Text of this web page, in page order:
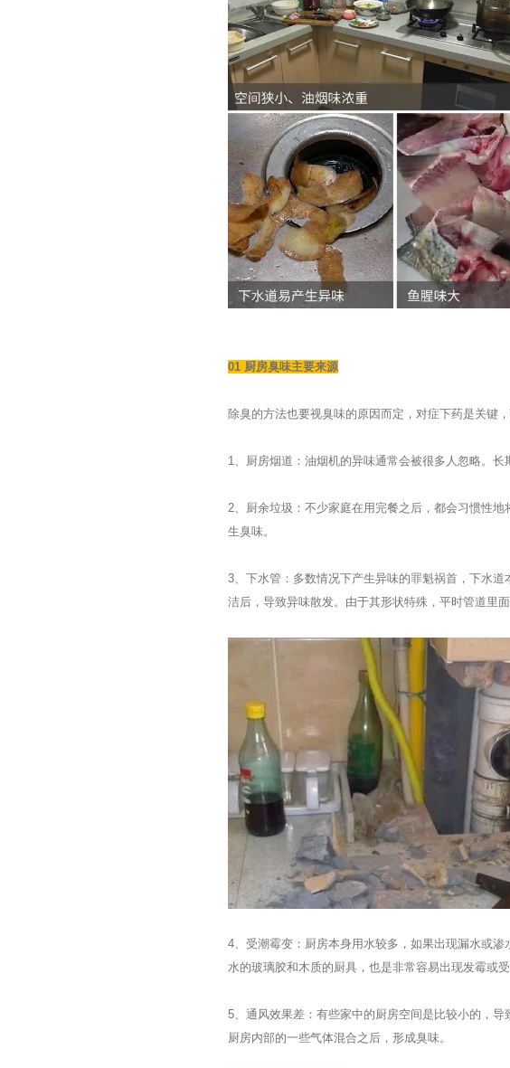
01 厨房臭味主要来源
除臭的方法也要视臭味的原因而定，对症下药是关键
1、厨房烟道：油烟机的异味通常会被很多人忽略。
2、厨余垃圾：不少家庭在用完餐之后，都会习惯性
生臭味。
3、下水管：多数情况下产生异味的罪魁祸首，下水
洁后，导致异味散发。由于其形状特殊，平时管道里
4、受潮霉变：厨房本身用水较多，如果出现漏水或
水的玻璃胶和木质的厨具，也是非常容易出现发霉或
5、通风效果差：有些家中的厨房空间是比较小的，
厨房内部的一些气体混合之后，形成臭味。